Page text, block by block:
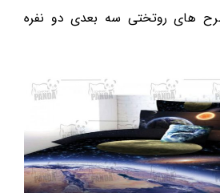
های روتختی سه بعدی دو نفره